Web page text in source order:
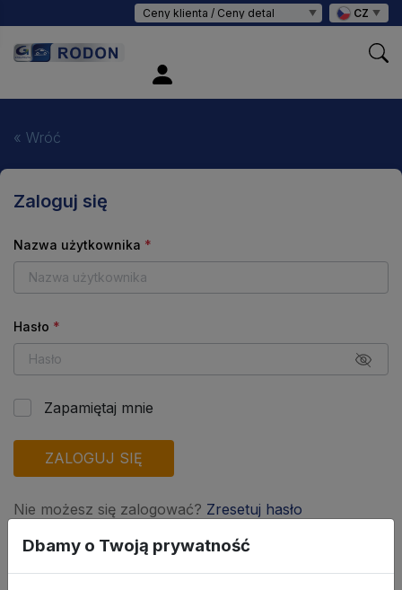
CZ
« Wróć
Zaloguj się
Nazwa użytkownika *
Hasło *
Zapamiętaj mnie
ZALOGUJ SIĘ
Nie możesz się zalogować? Zresetuj hasło
Nie masz jeszcze konta?
Dbamy o Twoją prywatność